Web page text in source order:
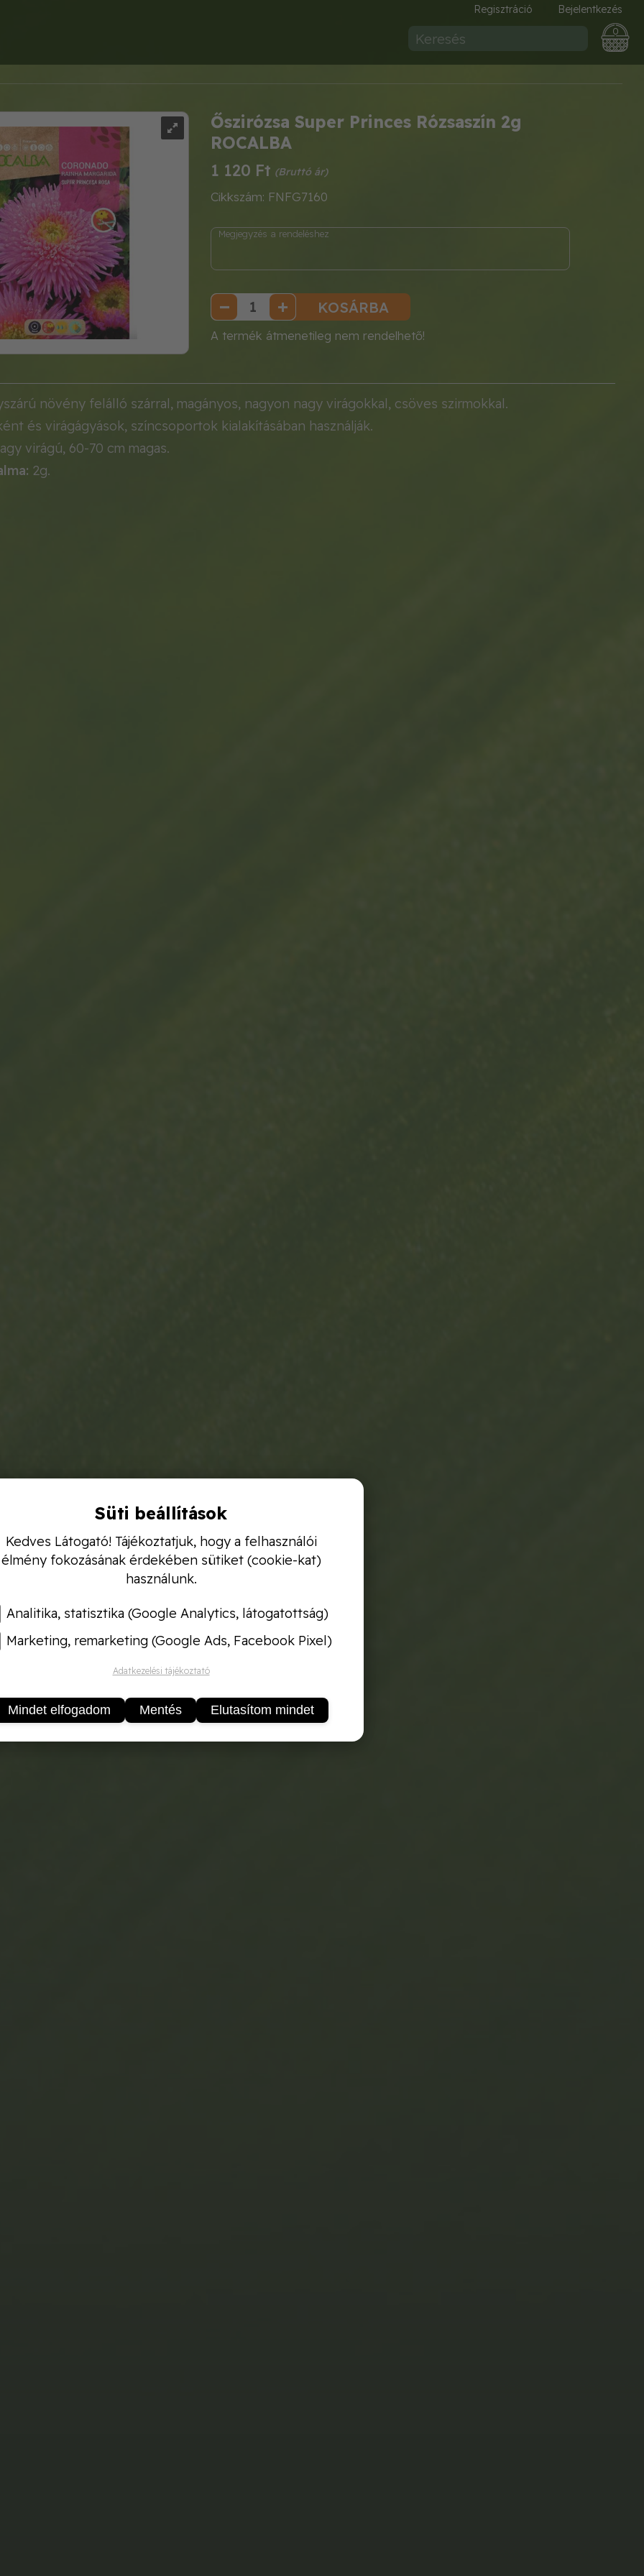
Regisztráció Bejelentkezés
0
Őszirózsa Super Princes Rózsaszín 2g
ROCALBA
1 120 Ft
Cikkszám: FNFG7160
KOSÁRBA
A termék átmenetileg nem rendelhető!
növény felálló szárral, magányos, nagyon nagy virágokkal, csöves szirmokkal.
és virágágyások, színcsoportok kialakításában használják.
virágú, 60-70 cm magas.
2g.
Süti beállítások
Kedves Látogató! Tájékoztatjuk, hogy a felhasználói
élmény fokozásának érdekében sütiket (cookie-kat)
használunk.
Analitika, statisztika (Google Analytics, látogatottság)
Marketing, remarketing (Google Ads, Facebook Pixel)
Adatkezelési tájékoztató
Mindet elfogadom Mentés Elutasítom mindet